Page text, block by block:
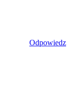
Odpowiedz